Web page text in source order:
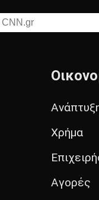
Χρήμα
Αγορές